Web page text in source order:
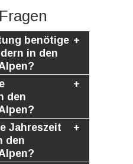
benötige
in den
den
Jahreszeit
den